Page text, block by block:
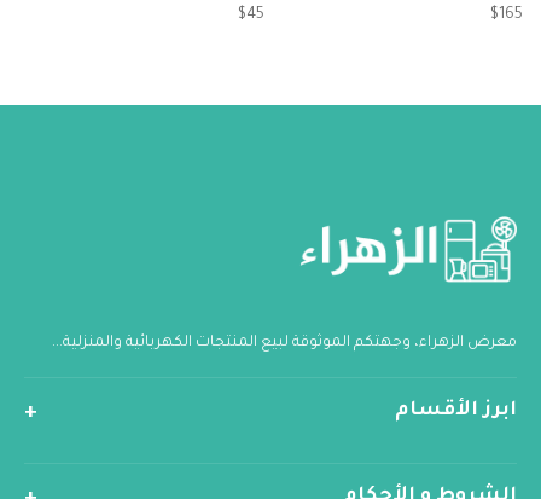
$165
$45
معرض الزهراء، وجهتكم الموثوقة لبيع المنتجات الكهربائية والمنزلية...
ابرز الأقسام